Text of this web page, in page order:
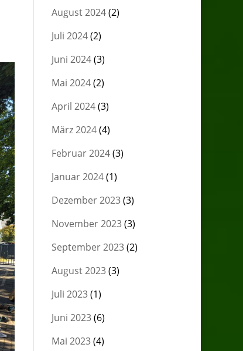
August 2024(2)
Juli 2024(2)
Juni 2024(3)
Mai 2024(2)
April 2024(3)
März 2024(4)
Februar 2024(3)
Januar 2024(1)
Dezember 2023(3)
November 2023(3)
September 2023(2)
August 2023(3)
Juli 2023(1)
Juni 2023(6)
Mai 2023(4)